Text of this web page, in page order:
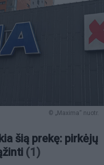
© „Maxima“ nuotr.
šią prekę: pirkėjų
(1)